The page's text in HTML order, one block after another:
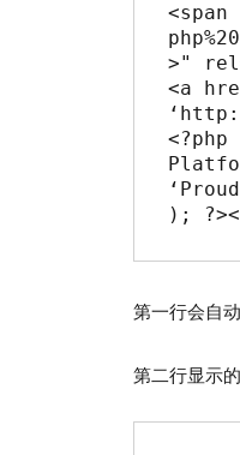
>"
<a
);
第一行会自
第二行显示